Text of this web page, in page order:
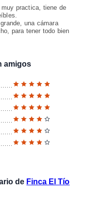
practica, tiene de
una cámara
para tener todo bien
amigos
de Finca El Tío